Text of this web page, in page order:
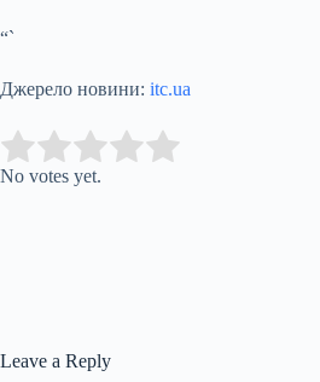
“`
Джерело новини: itc.ua
Rate this item:
No votes yet.
Leave a Reply